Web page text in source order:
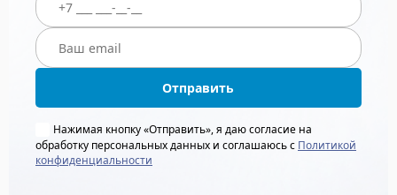
Отправить
Нажимая кнопку «Отправить», я даю согласие на
обработку персональных данных и соглашаюсь с Политикой
конфиденциальности